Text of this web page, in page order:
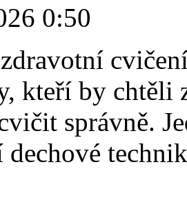
0:50
kteří by
správně.